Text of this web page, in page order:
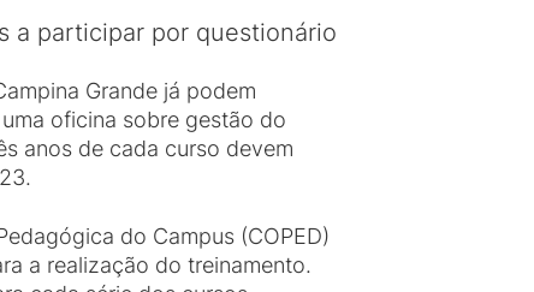
a participar por questionário
Grande já podem
oficina sobre gestão do
anos de cada curso devem
do Campus (COPED)
a realização do treinamento.